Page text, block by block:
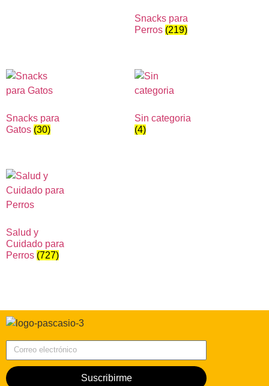
Snacks para
Perros (219)
Snacks para
Gatos (30)
Sin categoria
(4)
Salud y
Cuidado para
Perros (727)
Suscribirme